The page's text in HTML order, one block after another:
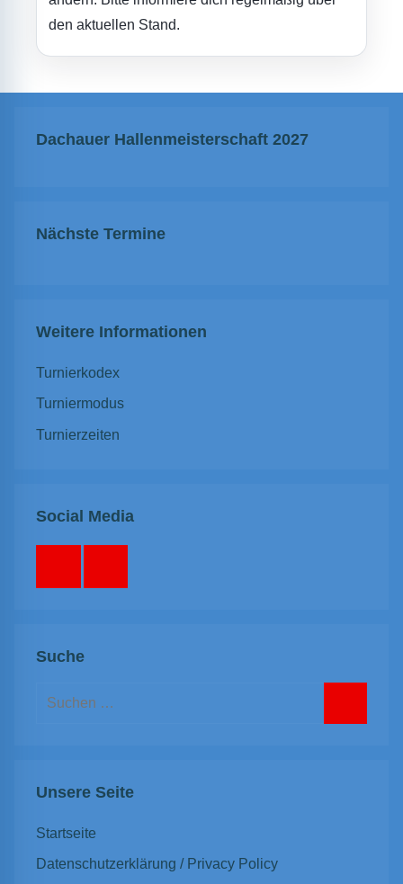
den aktuellen Stand.
Dachauer Hallenmeisterschaft 2027
Nächste Termine
Weitere Informationen
Turnierkodex
Turniermodus
Turnierzeiten
Social Media
Suche
Suchen
Unsere Seite
Startseite
Datenschutzerklärung / Privacy Policy